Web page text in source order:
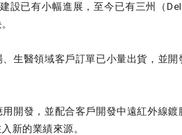
設已有小幅進展，至今已有三州（
生醫領域客戶訂單已小量出貨，並
開發，並配合客戶開發中遠紅外線
新的業績來源。